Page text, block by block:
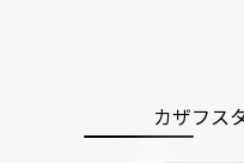
カザフス